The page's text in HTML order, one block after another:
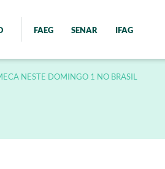
FAEG SENAR IFAG
NESTE DOMINGO 1 NO BRASIL